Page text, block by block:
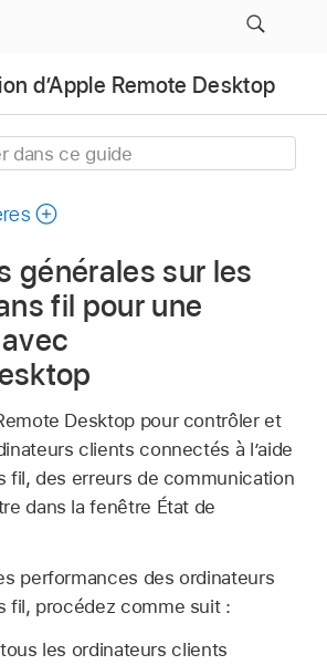
d’Apple Remote Desktop
générales sur les
fil pour une
Desktop pour contrôler et
clients connectés à l’aide
fil, des erreurs de communication
dans la fenêtre État de
performances des ordinateurs
fil, procédez comme suit :
les ordinateurs clients